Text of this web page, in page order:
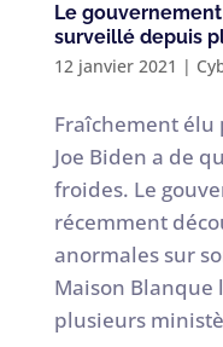
Le
surveillé depuis
12 janvier 2021 |
Fraîchement élu
Joe Biden a de
froides. Le
récemment
anormales sur
Maison Blanque
plusieurs